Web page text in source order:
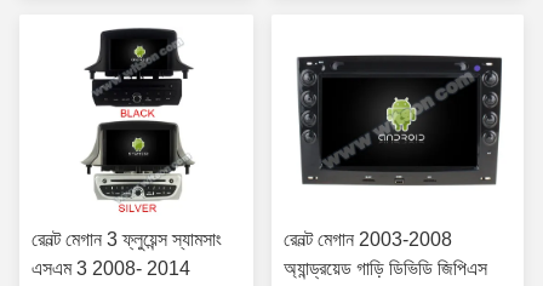
রেনল্ট মেগান 3 ফ্লুয়েন্স স্যামসাং
এসএম 3 2008- 2014
রেনল্ট মেগান 2003-2008
অ্যান্ড্রয়েড গাড়ি ডিভিডি জিপিএস